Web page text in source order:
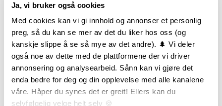
Ja, vi bruker også cookies
Med cookies kan vi gi innhold og annonser et personlig
preg, så du kan se mer av det du liker hos oss (og
kanskje slippe å se så mye av det andre). 🌲 Vi deler
også noe av dette med de plattformene der vi driver
annonsering og analysearbeid. Sånn kan vi gjøre det
enda bedre for deg og din opplevelse med alle kanalene
våre. Håper du synes det er greit! Ellers kan du
selvfølgelig velge helt selv 🍪
EVENTYR Utforing